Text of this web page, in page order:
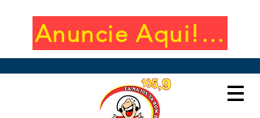
Anuncie Aqui!